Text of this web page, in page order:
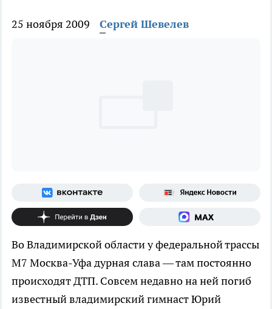
25 ноября 2009 Сергей Шевелев
Во Владимирской области у федеральной трассы
М7 Москва-Уфа дурная слава — там постоянно
происходят ДТП. Совсем недавно на ней погиб
известный владимирский гимнаст Юрий